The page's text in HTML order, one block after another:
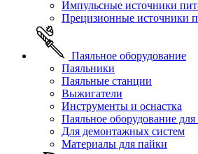
Импульсные источники
Прецизионные источники
Паяльное оборудование
Паяльники
Паяльные станции
Выжигатели
Инструменты и оснастка
Паяльное оборудование
Для демонтажных систем
Материалы для пайки